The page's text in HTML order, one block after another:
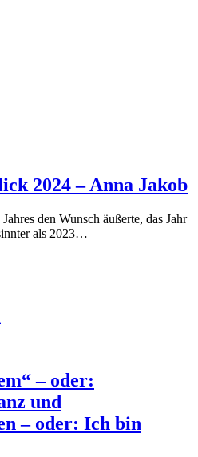
2024 – Anna Jakob
den Wunsch äußerte, das Jahr
als 2023…
– oder:
und
– oder: Ich bin